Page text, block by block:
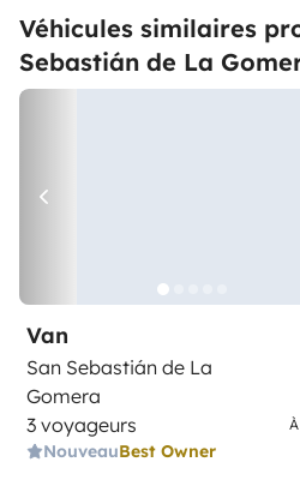
Véhicules similaires
Sebastián de La
Van
San Sebastián de La
Gomera
3 voyageurs
NouveauBest Owner